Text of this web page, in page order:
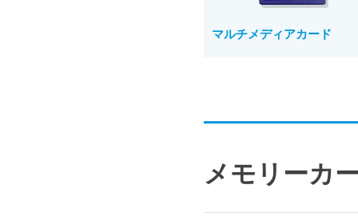
マルチメディアカード
メモリーカ